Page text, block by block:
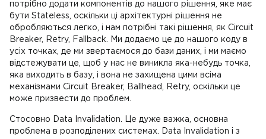
потрібно додати компонентів до нашого рішення, яке має
бути Stateless, оскільки ці архітектурні рішення не
обробляються легко, і нам потрібні такі рішення, як Circuit
Breaker, Retry, Fallback. Ми додаємо це до нашого коду в
усіх точках, де ми звертаємося до бази даних, і ми маємо
відстежувати це, щоб у нас не виникла яка-небудь точка,
яка виходить в базу, і вона не захищена цими всіма
механізмами Circuit Breaker, Ballhead, Retry, оскільки це
може призвести до проблем.
Стосовно Data Invalidation. Це дуже важка, основна
проблема в розподілених системах. Data Invalidation і з